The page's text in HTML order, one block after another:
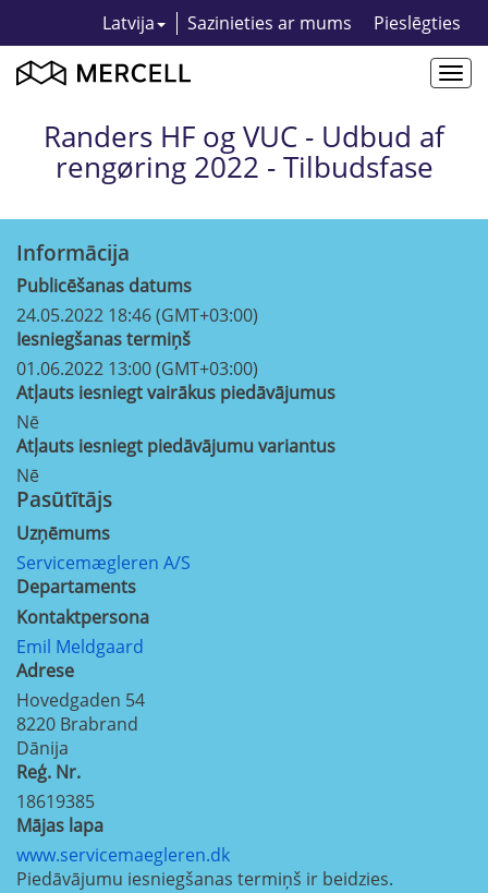
Latvija Sazinieties ar mums Pieslēgties
Randers HF og VUC - Udbud af
rengøring 2022 - Tilbudsfase
Informācija
Publicēšanas datums
24.05.2022 18:46 (GMT+03:00)
Iesniegšanas termiņš
01.06.2022 13:00 (GMT+03:00)
Atļauts iesniegt vairākus piedāvājumus
Nē
Atļauts iesniegt piedāvājumu variantus
Nē
Pasūtītājs
Uzņēmums
Servicemægleren A/S
Departaments
Kontaktpersona
Emil Meldgaard
Adrese
Hovedgaden 54
8220 Brabrand
Dānija
Reģ. Nr.
18619385
Mājas lapa
www.servicemaegleren.dk
Piedāvājumu iesniegšanas termiņš ir beidzies.